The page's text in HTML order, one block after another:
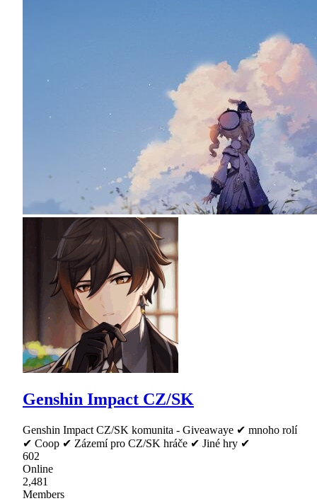
Genshin Impact CZ/SK
Genshin Impact CZ/SK komunita - Giveawaye ✔ mnoho rolí
✔ Coop ✔ Zázemí pro CZ/SK hráče ✔ Jiné hry ✔
602
Online
2,481
Members